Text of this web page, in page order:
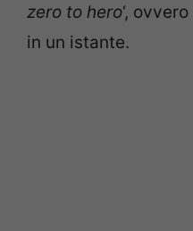
zero to hero‘,
in un istante.